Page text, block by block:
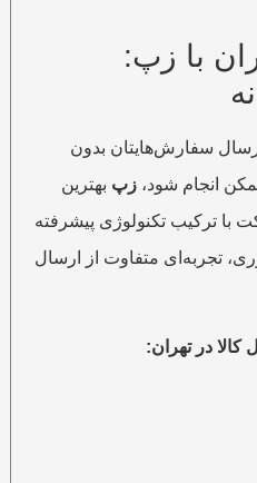
با زپ:
سفارش‌هایتان بدون
انجام شود، زپبهترین
ترکیب تکنولوژی پیشرفته
تجربه‌ای متفاوت از ارسال
در تهران: